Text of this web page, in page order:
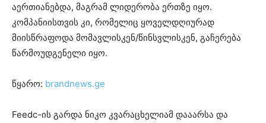
აერთიანებდა, მაგრამ ლიდერობა ერთზე იყო.
კომპანიისთვის კი, რომელიც ყოველდღიურად
მიისწრაფოდა მომავლისკენ/წინსვლისკენ, გაჩერება
წარმოუდგენელი იყო.
წყარო: brandnews.ge
Feedc-ის გარდა ნიკო კვარაცხელიამ დააარსა და